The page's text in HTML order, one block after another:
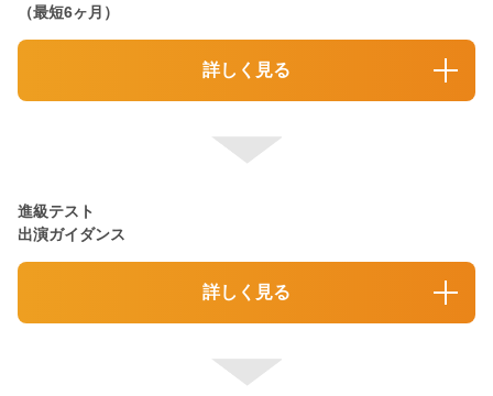
（最短6ヶ月）
詳しく見る
進級テスト
出演ガイダンス
詳しく見る